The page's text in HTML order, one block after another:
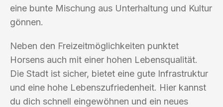
eine bunte Mischung aus Unterhaltung und Kultur
gönnen.
Neben den Freizeitmöglichkeiten punktet
Horsens auch mit einer hohen Lebensqualität.
Die Stadt ist sicher, bietet eine gute Infrastruktur
und eine hohe Lebenszufriedenheit. Hier kannst
du dich schnell eingewöhnen und ein neues